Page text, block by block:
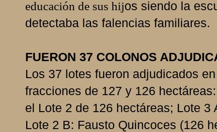
educación de sus hijos siendo la
detectaba las falencias familiares.
FUERON 37 COLONOS
Los 37 lotes fueron adjudicados
fracciones de 127 y 126
el Lote 2 de 126 hectáreas; Lote
Lote 2 B: Fausto Quincoces (126